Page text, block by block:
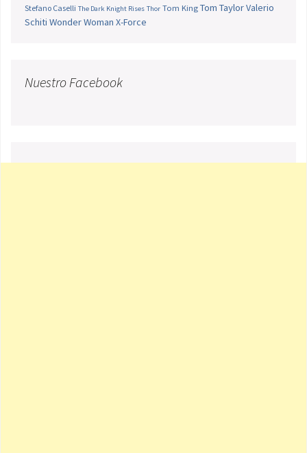
Stefano Caselli The Dark Knight Rises Thor Tom King Tom TaylorValerio
Schiti Wonder Woman X-Force
Nuestro Facebook